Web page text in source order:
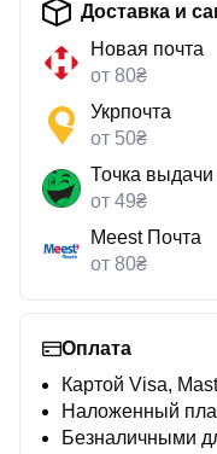
Доставка и
Новая почта
от 80₴
Укрпочта
от 50₴
Точка
от 49₴
Meest Почта
от 80₴
Оплата
Картой Visa,
Наложенный
Безналичными